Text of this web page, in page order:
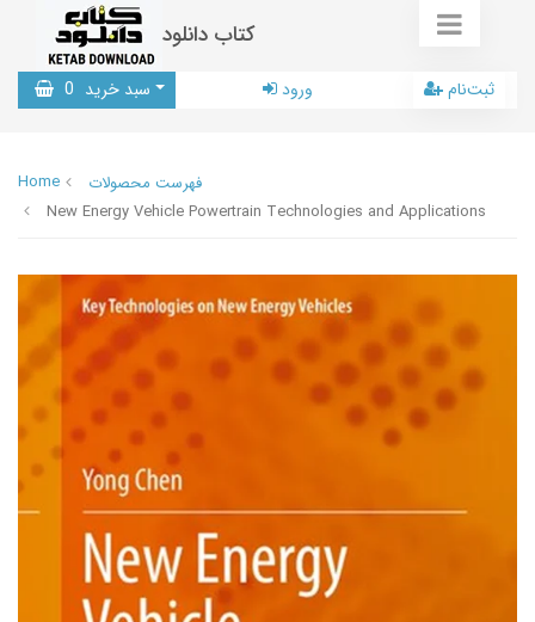
کتاب دانلود
سبد خرید 0 ورود ثبت‌نام
Home
فهرست محصولات
New Energy Vehicle Powertrain Technologies and Applications